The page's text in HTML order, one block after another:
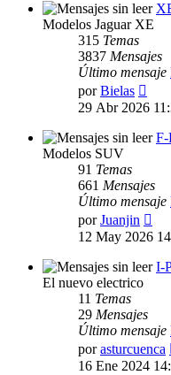
Modelos Jaguar XE
315 Temas
3837 Mensajes
Último mensaje
porBielas
29 Abr 2026
F-
Modelos SUV
91 Temas
661 Mensajes
Último mensaje
porJuanjin
12 May 2026
I-
El nuevo electrico
11 Temas
29 Mensajes
Último mensaje
porasturcuenca
16 Ene 2024